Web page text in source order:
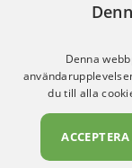
Denna
du till alla